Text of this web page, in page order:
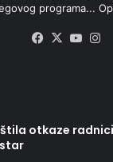
programa...
Facebook
X
otkaze